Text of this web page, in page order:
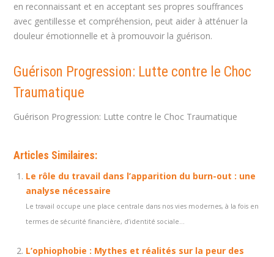
en reconnaissant et en acceptant ses propres souffrances
avec gentillesse et compréhension, peut aider à atténuer la
douleur émotionnelle et à promouvoir la guérison.
Guérison Progression: Lutte contre le Choc
Traumatique
Guérison Progression: Lutte contre le Choc Traumatique
Articles Similaires:
Le rôle du travail dans l’apparition du burn-out : une
analyse nécessaire
Le travail occupe une place centrale dans nos vies modernes, à la fois en
termes de sécurité financière, d’identité sociale...
L’ophiophobie : Mythes et réalités sur la peur des